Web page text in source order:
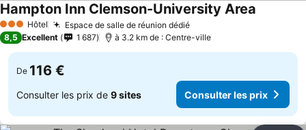
3 ÉtoilesHôtel Espace de salle de réunion dédié
Hampton Inn Clemson-University Area
8,5 Excellent 1 687 à 3.2 km de : Centre-ville
De 116 €
Consulter les prix de 9 sites Consulter les prix